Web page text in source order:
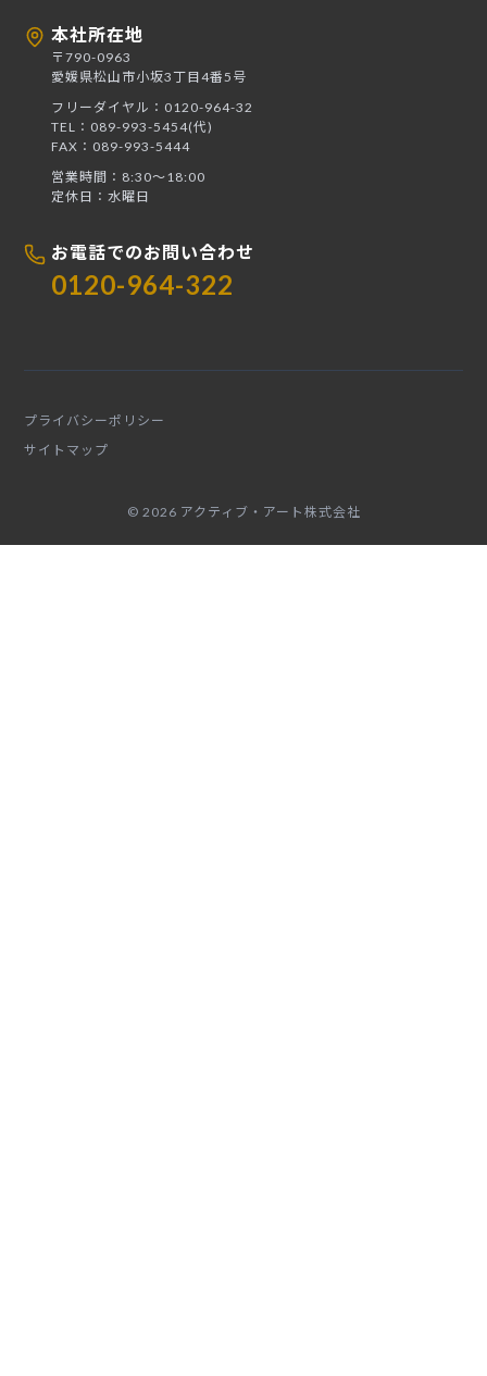
本社所在地
〒790-0963
愛媛県松山市小坂3丁目4番5号
フリーダイヤル：0120-964-32
TEL：089-993-5454(代)
FAX：089-993-5444
営業時間：8:30〜18:00
定休日：水曜日
お電話でのお問い合わせ
0120-964-322
プライバシーポリシー
サイトマップ
© 2026 アクティブ・アート株式会社